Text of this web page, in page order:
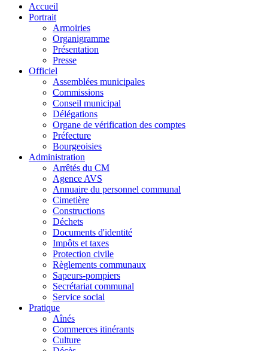
Accueil
Portrait
Armoiries
Organigramme
Présentation
Presse
Officiel
Assemblées municipales
Commissions
Conseil municipal
Délégations
Organe de vérification des comptes
Préfecture
Bourgeoisies
Administration
Arrêtés du CM
Agence AVS
Annuaire du personnel communal
Cimetière
Constructions
Déchets
Documents d'identité
Impôts et taxes
Protection civile
Règlements communaux
Sapeurs-pompiers
Secrétariat communal
Service social
Pratique
Aînés
Commerces itinérants
Culture